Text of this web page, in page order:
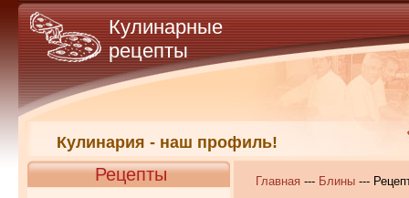
Кулинария - наш профиль!
Кулинарные
рецепты
Рецепты Главная --- Блины ---